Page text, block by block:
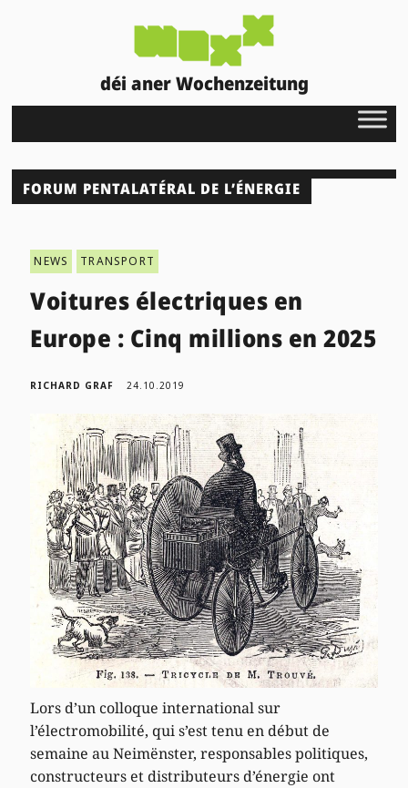
déi aner Wochenzeitung
FORUM PENTALATÉRAL DE L’ÉNERGIE
NEWS TRANSPORT
Voitures électriques en
Europe : Cinq millions en 2025
RICHARD GRAF 24.10.2019
Lors d’un colloque international sur
l’électromobilité, qui s’est tenu en début de
semaine au Neimënster, responsables politiques,
constructeurs et distributeurs d’énergie ont